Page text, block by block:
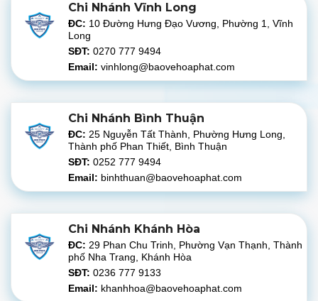
Chi Nhánh Vĩnh Long
ĐC: 10 Đường Hưng Đạo Vương, Phường 1, Vĩnh
Long
SĐT: 0270 777 9494
Email: vinhlong@baovehoaphat.com
Chi Nhánh Bình Thuận
ĐC: 25 Nguyễn Tất Thành, Phường Hưng Long,
Thành phố Phan Thiết, Bình Thuận
SĐT: 0252 777 9494
Email: binhthuan@baovehoaphat.com
Chi Nhánh Khánh Hòa
ĐC: 29 Phan Chu Trinh, Phường Vạn Thạnh, Thành
phố Nha Trang, Khánh Hòa
SĐT: 0236 777 9133
Email: khanhhoa@baovehoaphat.com